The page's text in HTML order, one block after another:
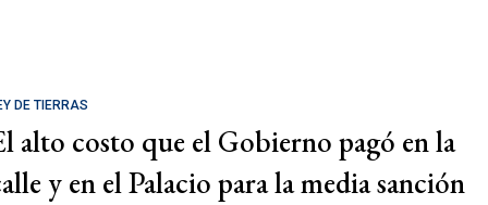
DE TIERRAS
alto costo que el Gobierno pagó en la
y en el Palacio para la media sanción